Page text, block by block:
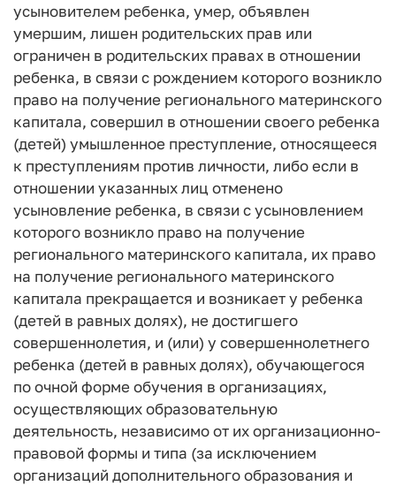
усыновителем ребенка, умер, объявлен
умершим, лишен родительских прав или
ограничен в родительских правах в отношении
ребенка, в связи с рождением которого возникло
право на получение регионального материнского
капитала, совершил в отношении своего ребенка
(детей) умышленное преступление, относящееся
к преступлениям против личности, либо если в
отношении указанных лиц отменено
усыновление ребенка, в связи с усыновлением
которого возникло право на получение
регионального материнского капитала, их право
на получение регионального материнского
капитала прекращается и возникает у ребенка
(детей в равных долях), не достигшего
совершеннолетия, и (или) у совершеннолетнего
ребенка (детей в равных долях), обучающегося
по очной форме обучения в организациях,
осуществляющих образовательную
деятельность, независимо от их организационно-
правовой формы и типа (за исключением
организаций дополнительного образования и